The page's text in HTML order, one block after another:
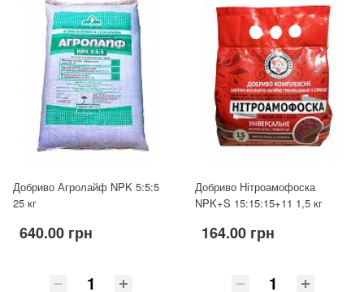
Добриво Агролайф NPK 5:5:5
25 кг
640.00 грн
Добриво Нітроамофоска
NPK+S 15:15:15+11 1,5 кг
164.00 грн